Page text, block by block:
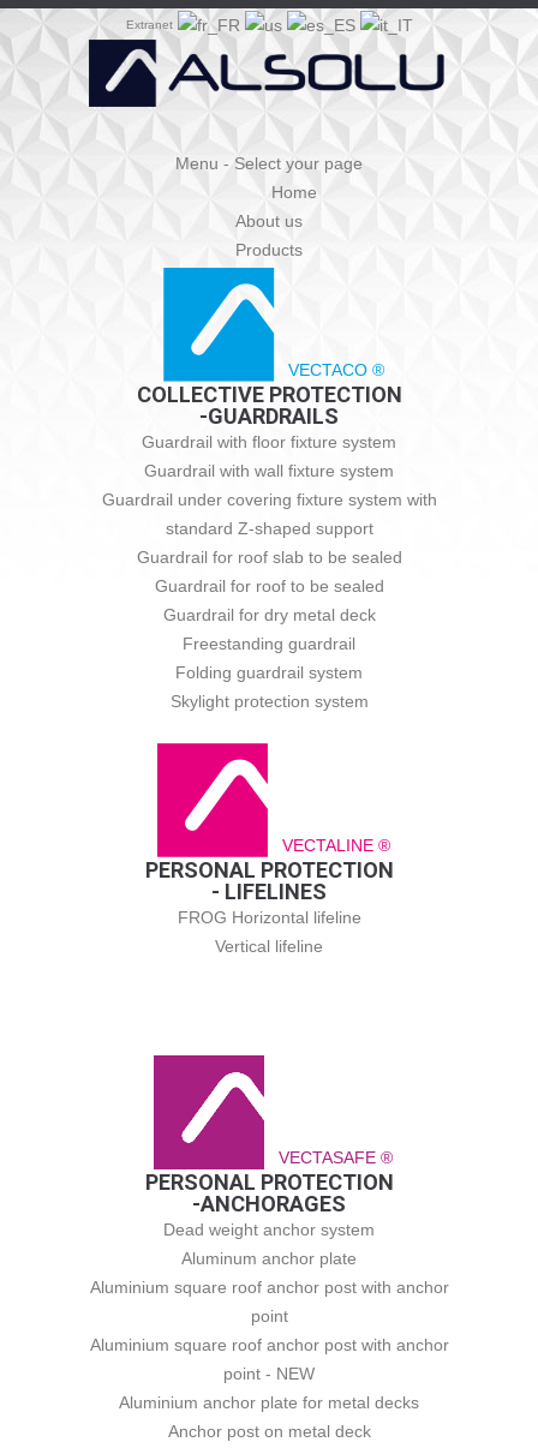
Extranet
Menu - Select your page
Home
About us
Products
VECTACO ®
COLLECTIVE PROTECTION
-GUARDRAILS
Guardrail with floor fixture system
Guardrail with wall fixture system
Guardrail under covering fixture system with
standard Z-shaped support
Guardrail for roof slab to be sealed
Guardrail for roof to be sealed
Guardrail for dry metal deck
Freestanding guardrail
Folding guardrail system
Skylight protection system
VECTALINE ®
PERSONAL PROTECTION
- LIFELINES
FROG Horizontal lifeline
Vertical lifeline
VECTASAFE ®
PERSONAL PROTECTION
-ANCHORAGES
Dead weight anchor system
Aluminum anchor plate
Aluminium square roof anchor post with anchor
point
Aluminium square roof anchor post with anchor
point - NEW
Aluminium anchor plate for metal decks
Anchor post on metal deck